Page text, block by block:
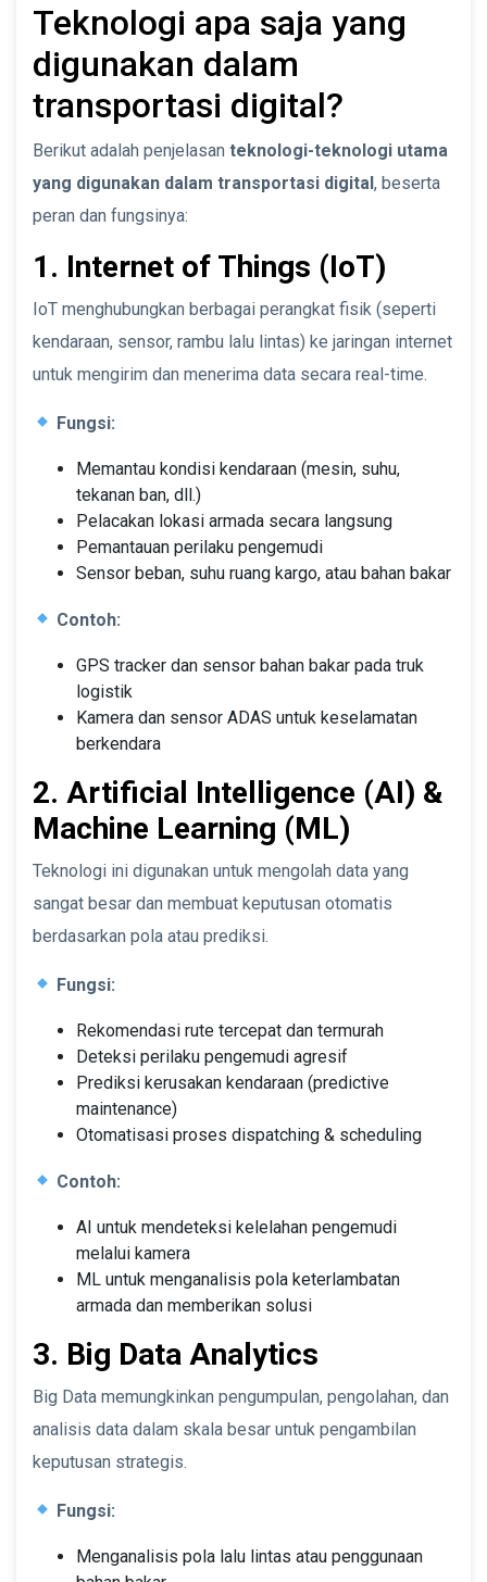
Teknologi apa saja yang
digunakan dalam
transportasi digital?
Berikut adalah penjelasan teknologi-teknologi utama
yang digunakan dalam transportasi digital, beserta
peran dan fungsinya:
1. Internet of Things (IoT)
IoT menghubungkan berbagai perangkat fisik (seperti
kendaraan, sensor, rambu lalu lintas) ke jaringan internet
untuk mengirim dan menerima data secara real-time.
Fungsi:
Memantau kondisi kendaraan (mesin, suhu,
tekanan ban, dll.)
Pelacakan lokasi armada secara langsung
Pemantauan perilaku pengemudi
Sensor beban, suhu ruang kargo, atau bahan bakar
Contoh:
GPS tracker dan sensor bahan bakar pada truk
logistik
Kamera dan sensor ADAS untuk keselamatan
berkendara
2. Artificial Intelligence (AI) &
Machine Learning (ML)
Teknologi ini digunakan untuk mengolah data yang
sangat besar dan membuat keputusan otomatis
berdasarkan pola atau prediksi.
Fungsi:
Rekomendasi rute tercepat dan termurah
Deteksi perilaku pengemudi agresif
Prediksi kerusakan kendaraan (predictive
maintenance)
Otomatisasi proses dispatching & scheduling
Contoh:
AI untuk mendeteksi kelelahan pengemudi
melalui kamera
ML untuk menganalisis pola keterlambatan
armada dan memberikan solusi
3. Big Data Analytics
Big Data memungkinkan pengumpulan, pengolahan, dan
analisis data dalam skala besar untuk pengambilan
keputusan strategis.
Fungsi:
Menganalisis pola lalu lintas atau penggunaan